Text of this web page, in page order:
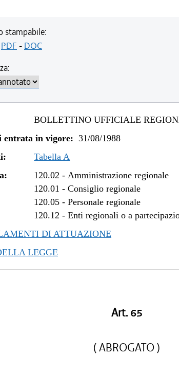
stampabile:
PDF - DOC
BOLLETTINO UFFICIALE
entrata in vigore: 31/08/1988
Tabella A
120.02 -Amministrazione regionale
120.01 -Consiglio regionale
120.05 -Personale regionale
120.12 -Enti regionali o a
DI ATTUAZIONE
LEGGE
Art. 65
( ABROGATO )